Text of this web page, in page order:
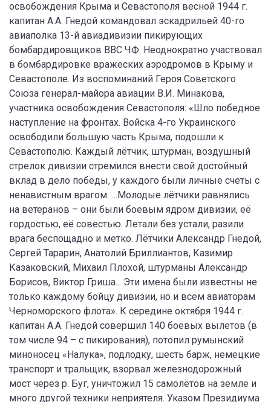
освобождения Крыма и Севастополя весной 1944 г.
капитан А.А. Гнедой командовал эскадрильей 40-го
авиаполка 13-й авиадивизии пикирующих
бомбардировщиков ВВС ЧФ. Неоднократно участвовал
в бомбардировке вражеских аэродромов в Крыму и
Севастополе. Из воспоминаний Героя Советского
Союза генерал-майора авиации В.И. Минакова,
участника освобождения Севастополя: «Шло победное
наступление на фронтах. Войска 4-го Украинского
освободили большую часть Крыма, подошли к
Севастополю. Каждый лётчик, штурман, воздушный
стрелок дивизии стремился внести свой достойный
вклад в дело победы, у каждого были личные счеты с
ненавистным врагом. …Молодые лётчики равнялись
на ветеранов – они были боевым ядром дивизии, её
гордостью, её совестью. Летали без устали, разили
врага беспощадно и метко. Лётчики Александр Гнедой,
Сергей Тарарин, Анатолий Бриллиантов, Казимир
Казаковский, Михаил Плохой, штурманы Александр
Борисов, Виктор Гриша... Эти имена были известны не
только каждому бойцу дивизии, но и всем авиаторам
Черноморского флота». К середине октября 1944 г.
капитан А.А. Гнедой совершил 140 боевых вылетов (в
том числе 94 – с пикирования), потопил румынский
миноносец «Налука», подлодку, шесть барж, немецкие
транспорт и тральщик, взорвал железнодорожный
мост через р. Буг, уничтожил 15 самолётов на земле и
много другой техники неприятеля. Указом Президиума